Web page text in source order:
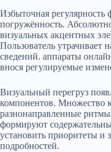
Избыточная
погружённость.
визуальных акцентных
Пользователь утрачивает
сведений. аппараты
внося регулируемые
Визуальный перегруз
компонентов. Множество
разнонаправленные
формируют
установить приоритеты и
подробностей.